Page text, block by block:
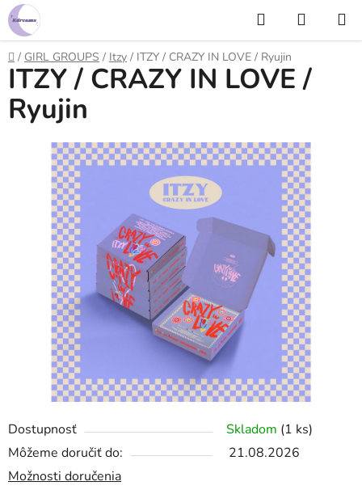
Prejsť
na
obsah
Hľadať
KOŠÍK
Domov
/ GIRL GROUPS / Itzy / ITZY / CRAZY IN LOVE / Ryujin
Dostupnosť Skladom (1 ks)
Môžeme doručiť do:
21.08.2026
Možnosti doručenia
ITZY / CRAZY IN LOVE /
Ryujin